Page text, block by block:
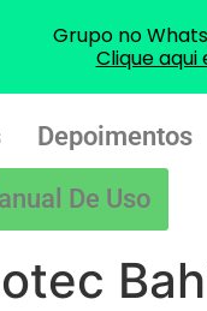
Depoimentos
De Uso
Grupo no
Clique